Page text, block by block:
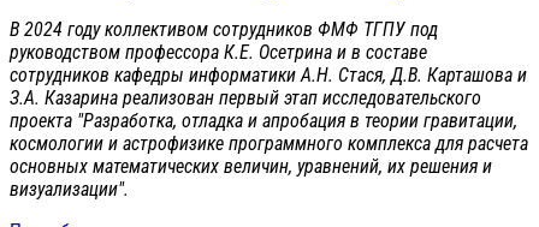
В 2024 году коллективом сотрудников ФМФ ТГПУ под
руководством профессора К.Е. Осетрина и в составе
сотрудников кафедры информатики А.Н. Стася, Д.В. Карташова и
З.А. Казарина реализован первый этап исследовательского
проекта "Разработка, отладка и апробация в теории гравитации,
космологии и астрофизике программного комплекса для расчета
основных математических величин, уравнений, их решения и
визуализации".